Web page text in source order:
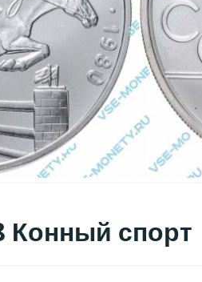
Конный спорт